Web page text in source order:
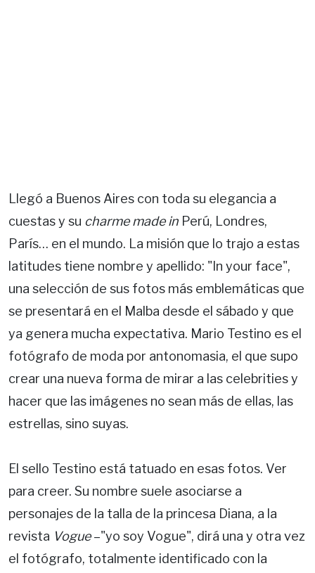
Llegó a Buenos Aires con toda su elegancia a
cuestas y su charme made in Perú, Londres,
París… en el mundo. La misión que lo trajo a estas
latitudes tiene nombre y apellido: "In your face",
una selección de sus fotos más emblemáticas que
se presentará en el Malba desde el sábado y que
ya genera mucha expectativa. Mario Testino es el
fotógrafo de moda por antonomasia, el que supo
crear una nueva forma de mirar a las celebrities y
hacer que las imágenes no sean más de ellas, las
estrellas, sino suyas.
El sello Testino está tatuado en esas fotos. Ver
para creer. Su nombre suele asociarse a
personajes de la talla de la princesa Diana, a la
revista Vogue–"yo soy Vogue", dirá una y otra vez
el fotógrafo, totalmente identificado con la